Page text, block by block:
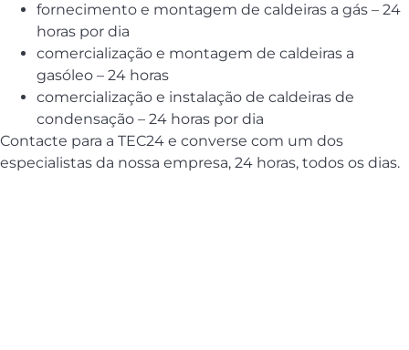
fornecimento e montagem de caldeiras a gás – 24
horas por dia
comercialização e montagem de caldeiras a
gasóleo – 24 horas
comercialização e instalação de caldeiras de
condensação – 24 horas por dia
Contacte para a TEC24 e converse com um dos
especialistas da nossa empresa, 24 horas, todos os dias.